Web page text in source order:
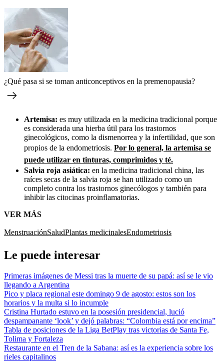
¿Qué pasa si se toman anticonceptivos en la premenopausia?
Artemisa: es muy utilizada en la medicina tradicional porque
es considerada una hierba útil para los trastornos
ginecológicos, como la dismenorrea y la infertilidad, que son
propios de la endometriosis. Por lo general, la artemisa se
puede utilizar en tinturas, comprimidos y té.
Salvia roja asiática: en la medicina tradicional china, las
raíces secas de la salvia roja se han utilizado como un
completo contra los trastornos ginecólogos y también para
inhibir las citocinas proinflamatorias.
VER MÁS
MenstruaciónSaludPlantas medicinalesEndometriosis
Le puede interesar
Primeras imágenes de Messi tras la muerte de su papá: así se le vio
llegando a Argentina
Pico y placa regional este domingo 9 de agosto: estos son los
horarios y la multa si lo incumple
Cristina Hurtado estuvo en la posesión presidencial, lució
despampanante ‘look’ y dejó palabras: “Colombia está por encima”
Tabla de posiciones de la Liga BetPlay tras victorias de Santa Fe,
Tolima y Fortaleza
Restaurante en el Tren de la Sabana: así es la experiencia sobre los
rieles capitalinos